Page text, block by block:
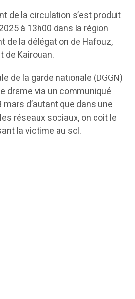
de la circulation s’est produit
à 13h00 dans la région
de la délégation de Hafouz,
de Kairouan.
de la garde nationale (DGGN)
drame via un communiqué
d’autant que dans une
réseaux sociaux, on coit le
la victime au sol.